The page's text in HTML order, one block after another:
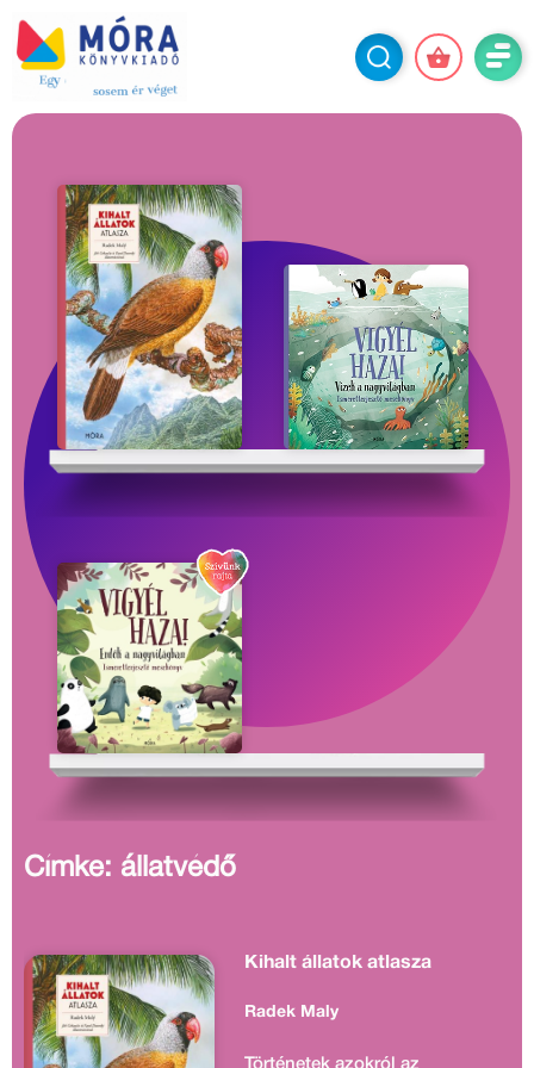
Címke: állatvédő
Kihalt állatok atlasza
Radek Maly
Történetek azokról az